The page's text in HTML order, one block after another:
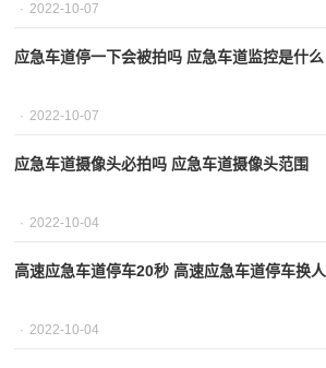
2022-10-07
应急车道停一下会被拍吗 应急车道监控是什么
2022-10-07
应急车道摄像头必拍吗 应急车道摄像头范围
2022-10-04
高速应急车道停车20秒 高速应急车道停车换人
2022-10-04